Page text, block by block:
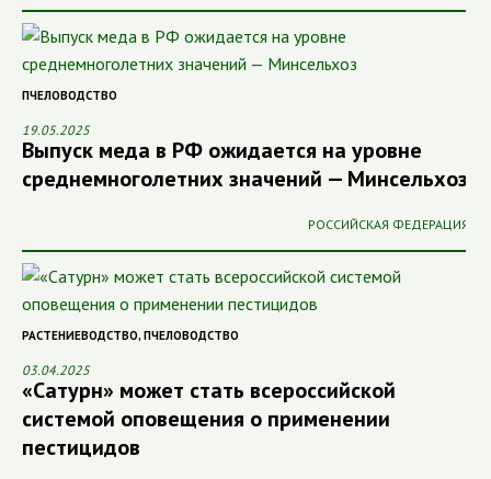
ПЧЕЛОВОДСТВО
19.05.2025
Выпуск меда в РФ ожидается на уровне
среднемноголетних значений — Минсельхоз
РОССИЙСКАЯ ФЕДЕРАЦИЯ
РАСТЕНИЕВОДСТВО, ПЧЕЛОВОДСТВО
03.04.2025
«Сатурн» может стать всероссийской
системой оповещения о применении
пестицидов